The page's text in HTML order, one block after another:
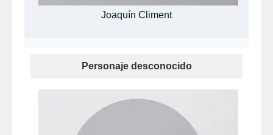
Joaquín Climent
Personaje desconocido